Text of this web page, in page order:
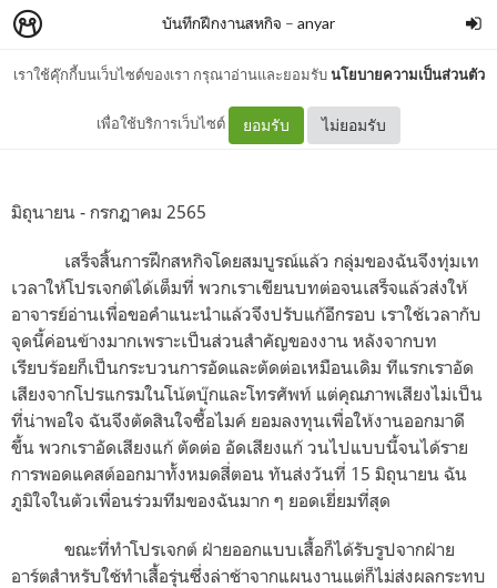
เราใช้คุ๊กกี้บนเว็บไซต์ของเรา กรุณาอ่านและยอมรับนโยบายความเป็นส่วนตัว
เพื่อใช้บริการเว็บไซต์ ยอมรับ ไม่ยอมรับ
บันทึกฝึกงานสหกิจ – anyar
June and July
มิถุนายน - กรกฎาคม 2565
เสร็จสิ้นการฝึกสหกิจโดยสมบูรณ์แล้ว กลุ่มของฉันจึงทุ่มเท
เวลาให้โปรเจกต์ได้เต็มที่ พวกเราเขียนบทต่อจนเสร็จแล้วส่งให้
อาจารย์อ่านเพื่อขอคำแนะนำแล้วจึงปรับแก้อีกรอบ เราใช้เวลากับ
จุดนี้ค่อนข้างมากเพราะเป็นส่วนสำคัญของงาน หลังจากบท
เรียบร้อยก็เป็นกระบวนการอัดและตัดต่อเหมือนเดิม ทีแรกเราอัด
เสียงจากโปรแกรมในโน้ตบุ๊กและโทรศัพท์ แต่คุณภาพเสียงไม่เป็น
ที่น่าพอใจ ฉันจึงตัดสินใจซื้อไมค์ ยอมลงทุนเพื่อให้งานออกมาดี
ขึ้น พวกเราอัดเสียงแก้ ตัดต่อ อัดเสียงแก้ วนไปแบบนี้จนได้ราย
การพอดแคสต์ออกมาทั้งหมดสี่ตอน ทันส่งวันที่ 15 มิถุนายน ฉัน
ภูมิใจในตัวเพื่อนร่วมทีมของฉันมาก ๆ ยอดเยี่ยมที่สุด
ขณะที่ทำโปรเจกต์ ฝ่ายออกแบบเสื้อก็ได้รับรูปจากฝ่าย
อาร์ตสำหรับใช้ทำเสื้อรุ่นซึ่งล่าช้าจากแผนงานแต่ก็ไม่ส่งผลกระทบ